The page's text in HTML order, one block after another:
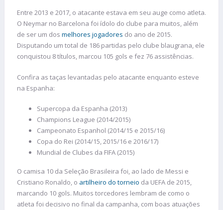
Entre 2013 e 2017, o atacante estava em seu auge como atleta.
O Neymar no Barcelona foi ídolo do clube para muitos, além
de ser um dos melhores jogadores do ano de 2015.
Disputando um total de 186 partidas pelo clube blaugrana, ele
conquistou 8 títulos, marcou 105 gols e fez 76 assistências.
Confira as taças levantadas pelo atacante enquanto esteve
na Espanha:
Supercopa da Espanha (2013)
Champions League (2014/2015)
Campeonato Espanhol (2014/15 e 2015/16)
Copa do Rei (2014/15, 2015/16 e 2016/17)
Mundial de Clubes da FIFA (2015)
O camisa 10 da Seleção Brasileira foi, ao lado de Messi e
Cristiano Ronaldo, o artilheiro do torneio da UEFA de 2015,
marcando 10 gols. Muitos torcedores lembram de como o
atleta foi decisivo no final da campanha, com boas atuações